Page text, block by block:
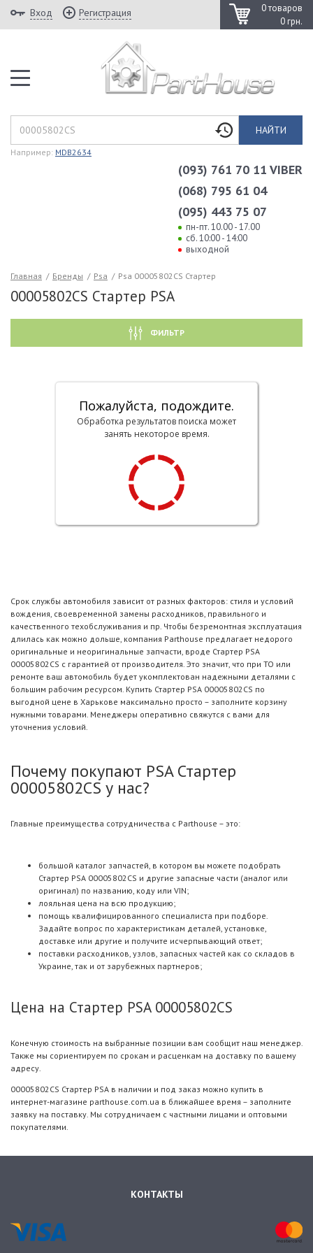
0 товаров
0 грн.
Вход Регистрация
НАЙТИ
Например: MDB2634
(093) 761 70 11 VIBER
(068) 795 61 04
(095) 443 75 07
пн-пт. 10.00 - 17.00
сб. 10:00 - 14:00
выходной
Главная / Бренды / Psa / Psa 00005802CS Стартер
00005802CS Стартер PSA
ФИЛЬТР
Пожалуйста, подождите.
Обработка результатов поиска может
занять некоторое время.
Срок службы автомобиля зависит от разных факторов: стиля и условий
вождения, своевременной замены расходников, правильного и
качественного техобслуживания и пр. Чтобы безремонтная эксплуатация
длилась как можно дольше, компания Parthouse предлагает недорого
оригинальные и неоригинальные запчасти, вроде Стартер PSA
00005802CS с гарантией от производителя. Это значит, что при ТО или
ремонте ваш автомобиль будет укомплектован надежными деталями с
большим рабочим ресурсом. Купить Стартер PSA 00005802CS по
выгодной цене в Харькове максимально просто – заполните корзину
нужными товарами. Менеджеры оперативно свяжутся с вами для
уточнения условий.
Почему покупают PSA Стартер
00005802CS у нас?
Главные преимущества сотрудничества с Parthouse – это:
большой каталог запчастей, в котором вы можете подобрать
Стартер PSA 00005802CS и другие запасные части (аналог или
оригинал) по названию, коду или VIN;
лояльная цена на всю продукцию;
помощь квалифицированного специалиста при подборе.
Задайте вопрос по характеристикам деталей, установке,
доставке или другие и получите исчерпывающий ответ;
поставки расходников, узлов, запасных частей как со складов в
Украине, так и от зарубежных партнеров;
Цена на Стартер PSA 00005802CS
Конечную стоимость на выбранные позиции вам сообщит наш менеджер.
Также мы сориентируем по срокам и расценкам на доставку по вашему
адресу.
00005802CS Стартер PSA в наличии и под заказ можно купить в
интернет-магазине parthouse.com.ua в ближайшее время – заполните
заявку на поставку. Мы сотрудничаем с частными лицами и оптовыми
покупателями.
КОНТАКТЫ